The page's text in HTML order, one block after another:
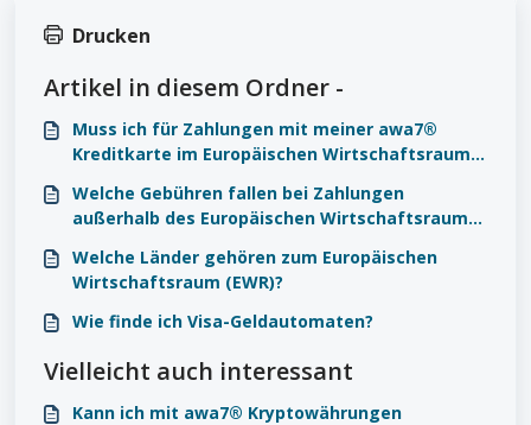
Drucken
Artikel in diesem Ordner -
Muss ich für Zahlungen mit meiner awa7®
Kreditkarte im Europäischen Wirtschaftsraum
Welche Gebühren fallen bei Zahlungen
außerhalb des Europäischen Wirtschaftsraums
Welche Länder gehören zum Europäischen
Wirtschaftsraum (EWR)?
Wie finde ich Visa-Geldautomaten?
Vielleicht auch interessant
Kann ich mit awa7® Kryptowährungen